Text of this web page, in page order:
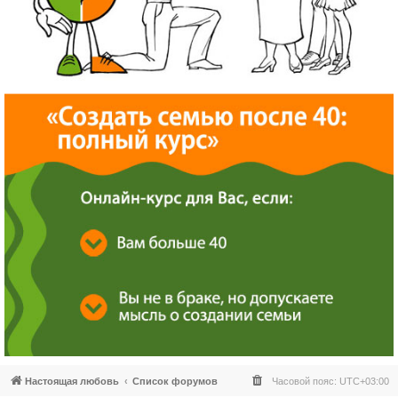
Настоящая любовь Список форумов Часовой пояс: UTC+03:00